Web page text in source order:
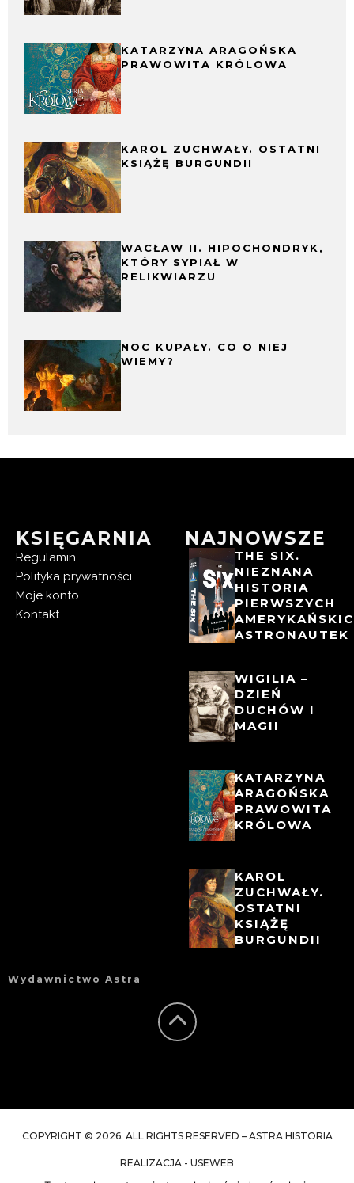
KATARZYNA ARAGOŃSKA
PRAWOWITA KRÓLOWA
KAROL ZUCHWAŁY. OSTATNI
KSIĄŻĘ BURGUNDII
WACŁAW II. HIPOCHONDRYK,
KTÓRY SYPIAŁ W
RELIKWIARZU
NOC KUPAŁY. CO O NIEJ
WIEMY?
KSIĘGARNIA
Regulamin
Polityka prywatności
Moje konto
Kontakt
NAJNOWSZE
THE SIX.
NIEZNANA
HISTORIA
PIERWSZYCH
ASTRONAUTEK
WIGILIA –
DZIEŃ
DUCHÓW I
MAGII
KATARZYNA
ARAGOŃSKA
PRAWOWITA
KRÓLOWA
KAROL
ZUCHWAŁY.
OSTATNI
KSIĄŻĘ
BURGUNDII
Wydawnictwo Astra
COPYRIGHT © 2026. ALL RIGHTS RESERVED – ASTRA HISTORIA
REALIZACJA - USEWEB